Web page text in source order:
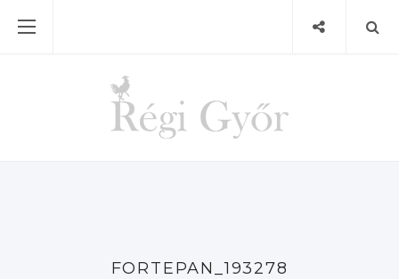
FORTEPAN_193278